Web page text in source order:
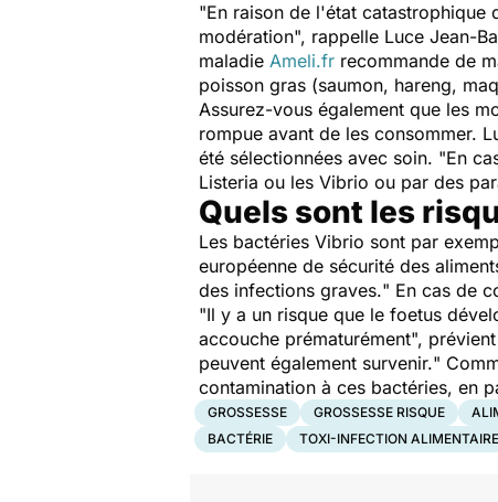
"En raison de l'état catastrophique
modération", rappelle Luce Jean-
maladie Ameli.fr recommande de
poisson gras (saumon, hareng,
Assurez-vous également que les
rompue avant de les consommer.
été sélectionnées avec soin. "En
Listeria ou les Vibrio ou par des
Quels sont les
Les bactéries Vibrio sont par
européenne de sécurité des
des infections graves." En cas de
"Il y a un risque que le foetus
accouche prématurément",
peuvent également survenir."
contamination à ces bactéries, en
GROSSESSE GROSSESSE RISQUE
BACTÉRIE
TOXI-INFECTION ALIMENTAIRE